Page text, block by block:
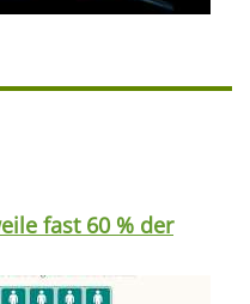
fast 60 % der